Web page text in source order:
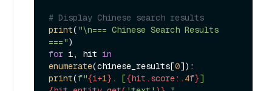
# Display Chinese search results
print( "\n=== Chinese Search Results
==="
for i, hit in
enumerate(chinese_results[0
print(f"{i+1} . [{hit.score: .4f}